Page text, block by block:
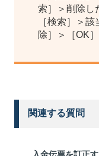
索］＞削除し
［検索］＞
除］＞［OK］
関連する質問